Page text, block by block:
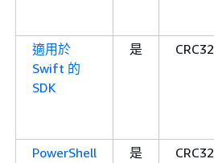
適用於
Swift 的
SDK
是 CRC32
PowerShell
是 CRC32